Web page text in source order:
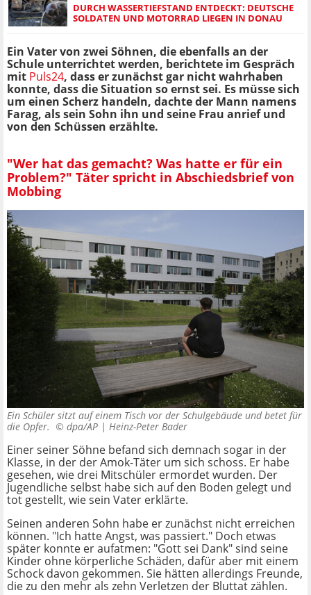
DURCH WASSERTIEFSTAND ENTDECKT: DEUTSCHE
SOLDATEN UND MOTORRAD LIEGEN IN DONAU
Ein Vater von zwei Söhnen, die ebenfalls an der
Schule unterrichtet werden, berichtete im Gespräch
mit Puls24, dass er zunächst gar nicht wahrhaben
konnte, dass die Situation so ernst sei. Es müsse sich
um einen Scherz handeln, dachte der Mann namens
Farag, als sein Sohn ihn und seine Frau anrief und
von den Schüssen erzählte.
"Wer hat das gemacht? Was hatte er für ein
Problem?" Täter spricht in Abschiedsbrief von
Mobbing
Ein Schüler sitzt auf einem Tisch vor der Schulgebäude und betet für
die Opfer. © dpa/AP | Heinz-Peter Bader
Einer seiner Söhne befand sich demnach sogar in der
Klasse, in der der Amok-Täter um sich schoss. Er habe
gesehen, wie drei Mitschüler ermordet wurden. Der
Jugendliche selbst habe sich auf den Boden gelegt und
tot gestellt, wie sein Vater erklärte.
Seinen anderen Sohn habe er zunächst nicht erreichen
können. "Ich hatte Angst, was passiert." Doch etwas
später konnte er aufatmen: "Gott sei Dank" sind seine
Kinder ohne körperliche Schäden, dafür aber mit einem
Schock davon gekommen. Sie hätten allerdings Freunde,
die zu den mehr als zehn Verletzen der Bluttat zählen.